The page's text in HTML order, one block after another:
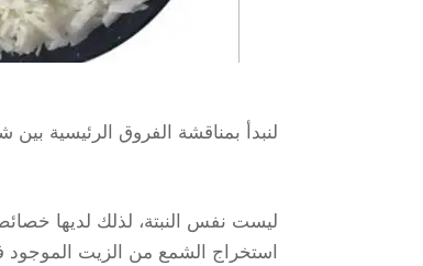
لنبدأ بمناقشة الفروق الرئيسية
ليست نفس النبتة، لذلك لديها
استخراج الشمع من الزيت الموجود